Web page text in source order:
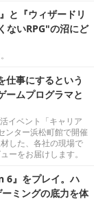
と『ウィザードリ
ないRPG"の沼にど
仕事にするという
ームプログラマと
イベント「キャリア
ンター浜松町館で開催
した、各社の現場で
ーをお届けします。
6』をプレイ。ハ
ミングの底力を体